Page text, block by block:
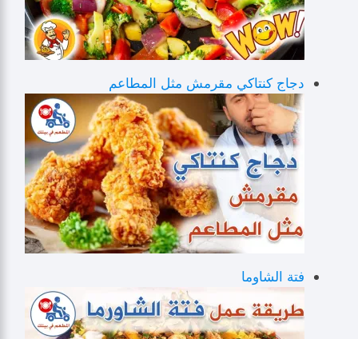
دجاج كنتاكي مقرمش مثل المطاعم
فتة الشاوما